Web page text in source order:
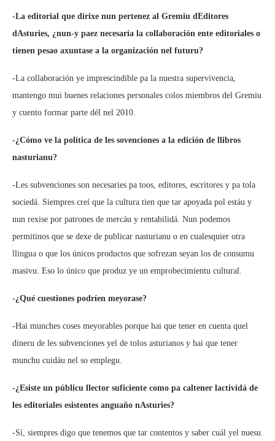
-La editorial que dirixe nun pertenez al Gremiu dEditores
dAsturies, ¿nun-y paez necesaria la collaboración ente editoriales o
tienen pesao axuntase a la organización nel futuru?
-La collaboración ye imprescindible pa la nuestra supervivencia,
mantengo mui buenes relaciones personales colos miembros del Gremiu
y cuento formar parte dél nel 2010.
-¿Cómo ve la política de les sovenciones a la edición de llibros
nasturianu?
-Les subvenciones son necesaries pa toos, editores, escritores y pa tola
sociedá. Siempres creí que la cultura tien que tar apoyada pol estáu y
nun rexise por patrones de mercáu y rentabilidá. Nun podemos
permitinos que se dexe de publicar nasturianu o en cualesquier otra
llingua o que los únicos productos que sofrezan seyan los de consumu
masivu. Eso lo único que produz ye un emprobecimientu cultural.
-¿Qué cuestiones podríen meyorase?
-Hai munches coses meyorables porque hai que tener en cuenta quel
dineru de les subvenciones yel de tolos asturianos y hai que tener
munchu cuidáu nel so emplegu.
-¿Esiste un públicu llector suficiente como pa caltener lactividá de
les editoriales esistentes anguaño nAsturies?
-Sí, siempres digo que tenemos que tar contentos y saber cuál yel nuesu